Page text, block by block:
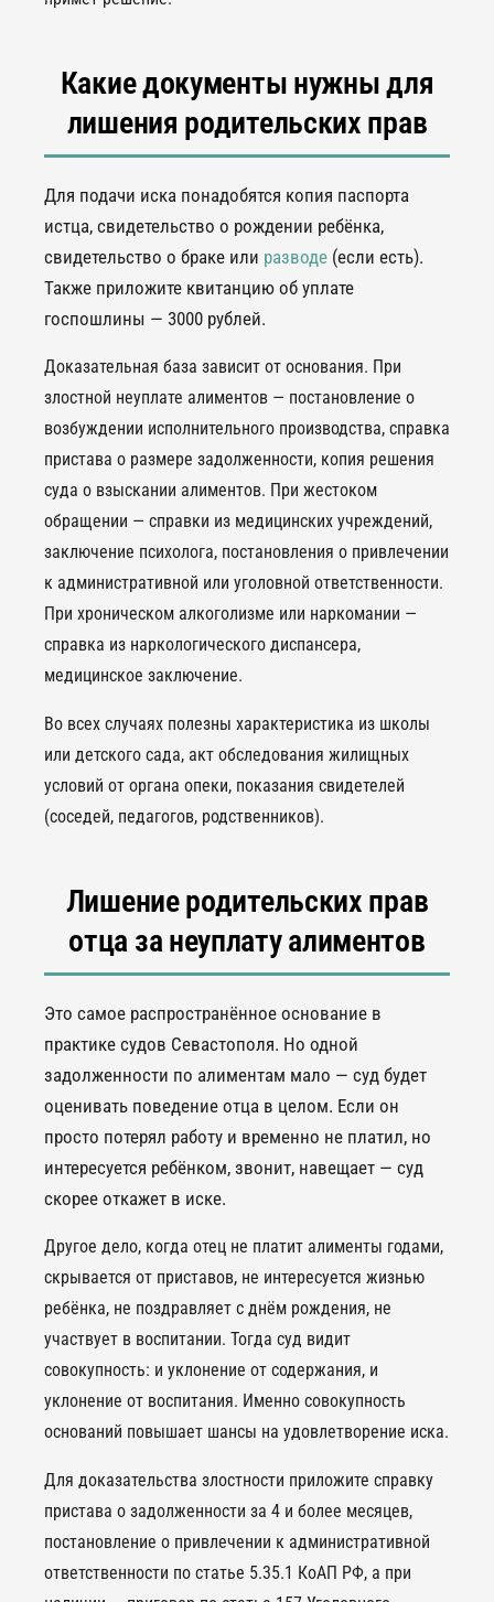
Какие документы нужны для
лишения родительских прав
Для подачи иска понадобятся копия паспорта
истца, свидетельство о рождении ребёнка,
свидетельство о браке или разводе(если есть).
Также приложите квитанцию об уплате
госпошлины — 3000 рублей.
Доказательная база зависит от основания. При
злостной неуплате алиментов — постановление о
возбуждении исполнительного производства, справка
пристава о размере задолженности, копия решения
суда о взыскании алиментов. При жестоком
обращении — справки из медицинских учреждений,
заключение психолога, постановления о привлечении
к административной или уголовной ответственности.
При хроническом алкоголизме или наркомании —
справка из наркологического диспансера,
медицинское заключение.
Во всех случаях полезны характеристика из школы
или детского сада, акт обследования жилищных
условий от органа опеки, показания свидетелей
(соседей, педагогов, родственников).
Лишение родительских прав
отца за неуплату алиментов
Это самое распространённое основание в
практике судов Севастополя. Но одной
задолженности по алиментам мало — суд будет
оценивать поведение отца в целом. Если он
просто потерял работу и временно не платил, но
интересуется ребёнком, звонит, навещает — суд
скорее откажет в иске.
Другое дело, когда отец не платит алименты годами,
скрывается от приставов, не интересуется жизнью
ребёнка, не поздравляет с днём рождения, не
участвует в воспитании. Тогда суд видит
совокупность: и уклонение от содержания, и
уклонение от воспитания. Именно совокупность
оснований повышает шансы на удовлетворение иска.
Для доказательства злостности приложите справку
пристава о задолженности за 4 и более месяцев,
постановление о привлечении к административной
ответственности по статье 5.35.1 КоАП РФ, а при